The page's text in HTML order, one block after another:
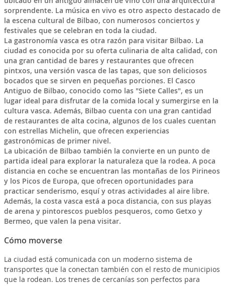
sorprendente. La música en vivo es otro aspecto destacado de
la escena cultural de Bilbao, con numerosos conciertos y
festivales que se celebran en toda la ciudad.
La gastronomía vasca es otra razón para visitar Bilbao. La
ciudad es conocida por su oferta culinaria de alta calidad, con
una gran cantidad de bares y restaurantes que ofrecen
pintxos, una versión vasca de las tapas, que son deliciosos
bocados que se sirven en pequeñas porciones. El Casco
Antiguo de Bilbao, conocido como las "Siete Calles", es un
lugar ideal para disfrutar de la comida local y sumergirse en la
cultura vasca. Además, Bilbao cuenta con una gran cantidad
de restaurantes de alta cocina, algunos de los cuales cuentan
con estrellas Michelin, que ofrecen experiencias
gastronómicas de primer nivel.
La ubicación de Bilbao también la convierte en un punto de
partida ideal para explorar la naturaleza que la rodea. A poca
distancia en coche se encuentran las montañas de los Pirineos
y los Picos de Europa, que ofrecen oportunidades para
practicar senderismo, esquí y otras actividades al aire libre.
Además, la costa vasca está a poca distancia, con sus playas
de arena y pintorescos pueblos pesqueros, como Getxo y
Bermeo, que valen la pena visitar.
Cómo moverse
La ciudad está comunicada con un moderno sistema de
transportes que la conectan también con el resto de municipios
que la rodean. Los trenes de cercanías son perfectos para